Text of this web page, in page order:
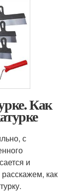
Как
с
и
как